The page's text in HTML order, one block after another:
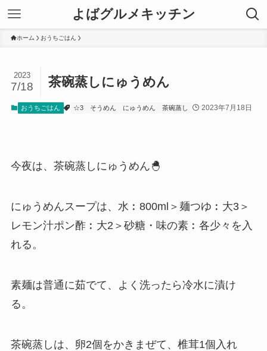
よばグルメキッチン
ホーム おうちごはん
茶碗蒸しにゅうめん
2023
7/18
おうちごはん ☆3 そうめん にゅうめん 茶碗蒸し 2023年7月18日
今夜は、茶碗蒸しにゅうめん🐣
にゅうめんスープは、水︰800ml＞麺つゆ︰大3＞
レモン汁ポン酢︰大2＞砂糖・味の素︰各少々を入
れる。
素麺は普通に茹でて、よく洗ったら冷水に漬け
る。
茶碗蒸しは、卵2個をかきまぜて、椎茸1個入れ